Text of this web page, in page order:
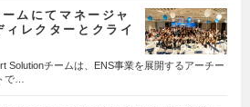
にてマネージャ
ィレクターとクライ
Solutionチームは、ENS事業を展開するアーチー
で…